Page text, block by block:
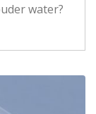
water?